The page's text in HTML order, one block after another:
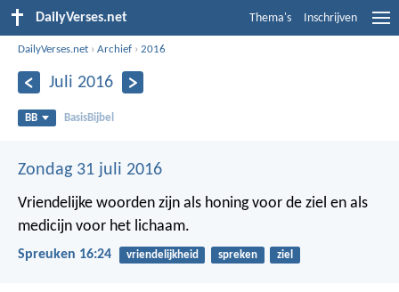
DailyVerses.net Thema's Inschrijven
DailyVerses.net ›Archief ›2016
Juli 2016
BB BasisBijbel
Zondag 31 juli 2016
Vriendelijke woorden zijn als honing voor de ziel en als
medicijn voor het lichaam.
Spreuken 16:24 vriendelijkheid spreken ziel